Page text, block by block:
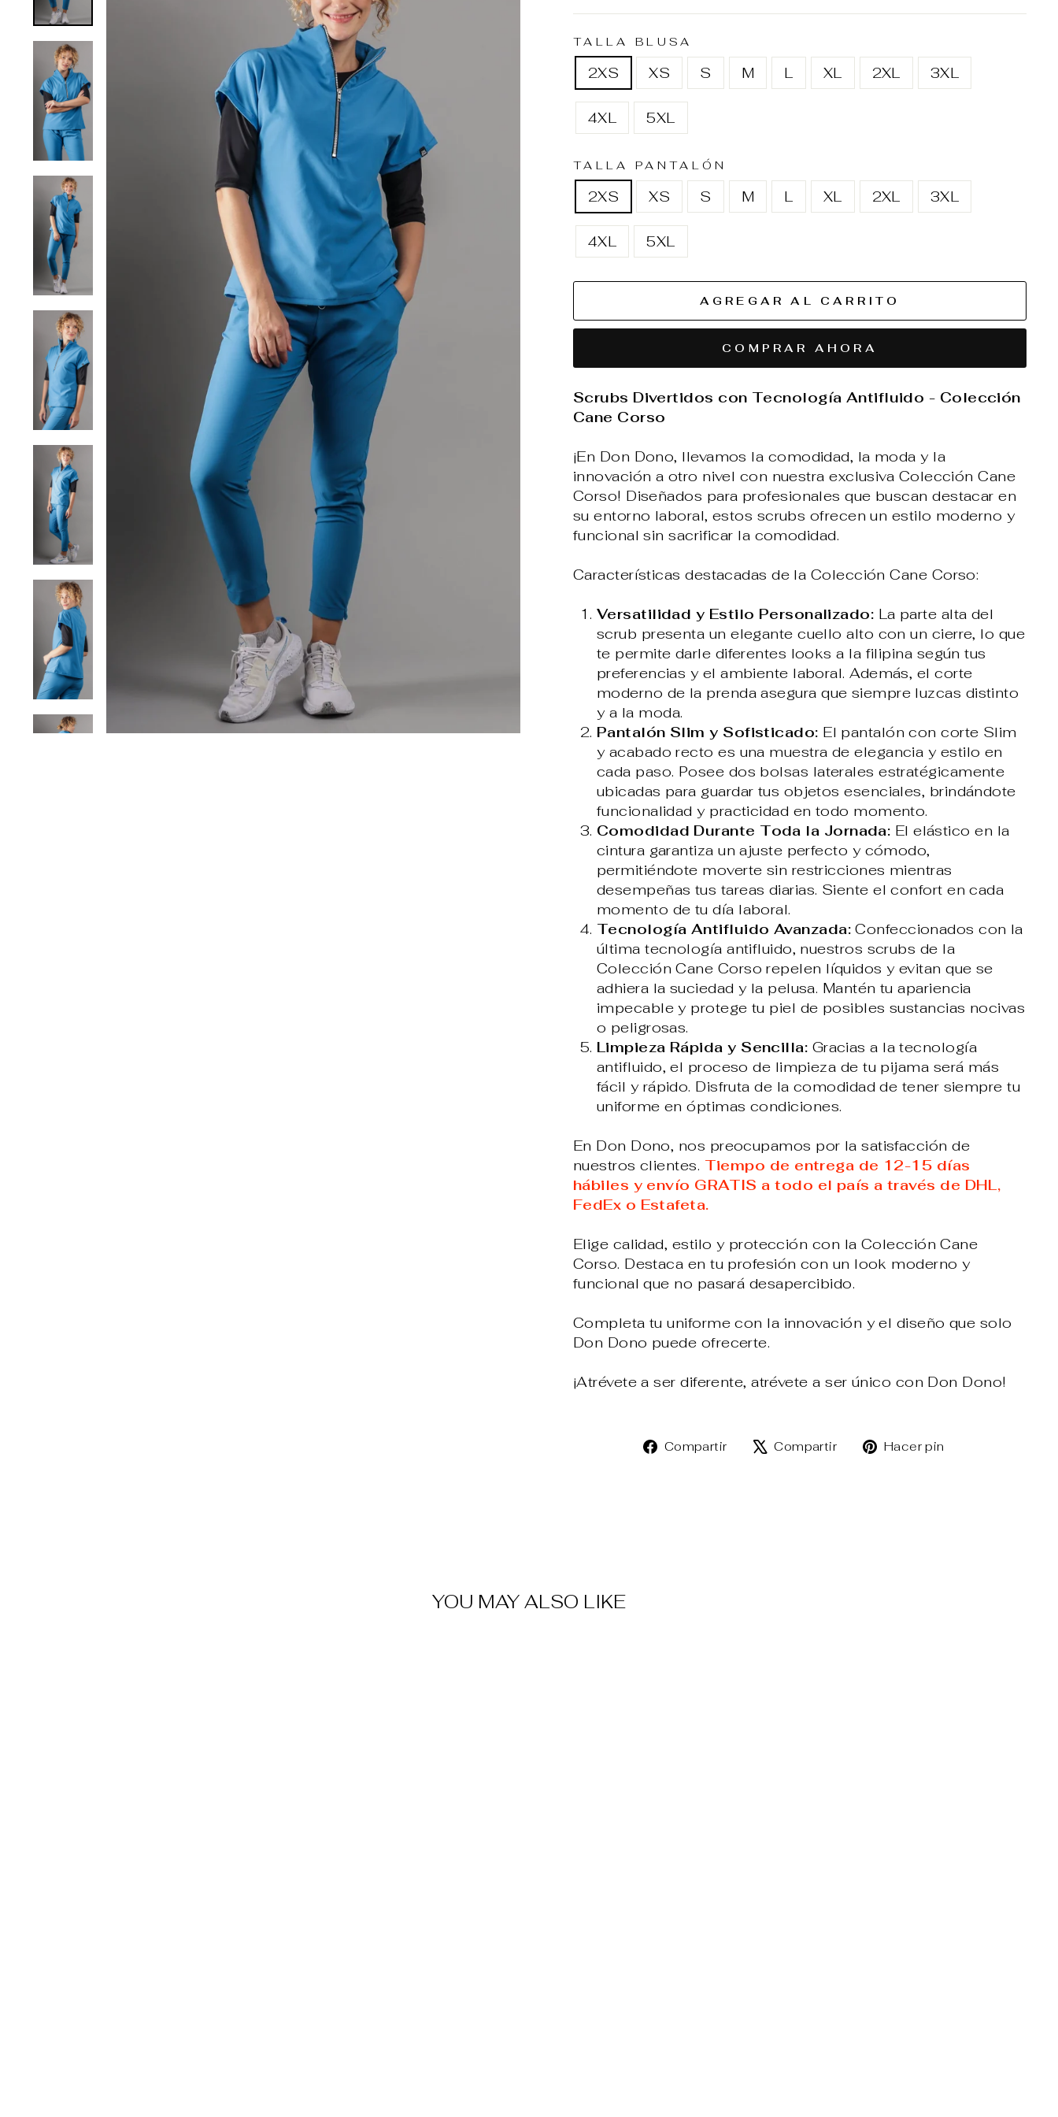
oferta
TALLA BLUSA
2XS XS S M L XL 2XL 3XL
4XL 5XL
TALLA PANTALÓN
2XS XS S M L XL 2XL 3XL
4XL 5XL
AGREGAR AL CARRITO
COMPRAR AHORA
Scrubs Divertidos con Tecnología Antifluido - Colección
Cane Corso
¡En Don Dono, llevamos la comodidad, la moda y la
innovación a otro nivel con nuestra exclusiva Colección Cane
Corso! Diseñados para profesionales que buscan destacar en
su entorno laboral, estos scrubs ofrecen un estilo moderno y
funcional sin sacrificar la comodidad.
Características destacadas de la Colección Cane Corso:
Versatilidad y Estilo Personalizado: La parte alta del
scrub presenta un elegante cuello alto con un cierre, lo que
te permite darle diferentes looks a la filipina según tus
preferencias y el ambiente laboral. Además, el corte
moderno de la prenda asegura que siempre luzcas distinto
y a la moda.
Pantalón Slim y Sofisticado: El pantalón con corte Slim
y acabado recto es una muestra de elegancia y estilo en
cada paso. Posee dos bolsas laterales estratégicamente
ubicadas para guardar tus objetos esenciales, brindándote
funcionalidad y practicidad en todo momento.
Comodidad Durante Toda la Jornada: El elástico en la
cintura garantiza un ajuste perfecto y cómodo,
permitiéndote moverte sin restricciones mientras
desempeñas tus tareas diarias. Siente el confort en cada
momento de tu día laboral.
Tecnología Antifluido Avanzada:Confeccionados con la
última tecnología antifluido, nuestros scrubs de la
Colección Cane Corso repelen líquidos y evitan que se
adhiera la suciedad y la pelusa. Mantén tu apariencia
impecable y protege tu piel de posibles sustancias nocivas
o peligrosas.
Limpieza Rápida y Sencilla: Gracias a la tecnología
antifluido, el proceso de limpieza de tu pijama será más
fácil y rápido. Disfruta de la comodidad de tener siempre tu
uniforme en óptimas condiciones.
En Don Dono, nos preocupamos por la satisfacción de
nuestros clientes. Tiempo de entrega de 12-15 días
hábiles y envío GRATIS a todo el país a través de DHL,
FedEx o Estafeta.
Elige calidad, estilo y protección con la Colección Cane
Corso. Destaca en tu profesión con un look moderno y
funcional que no pasará desapercibido.
Completa tu uniforme con la innovación y el diseño que solo
Don Dono puede ofrecerte.
¡Atrévete a ser diferente, atrévete a ser único con Don Dono!
Compartir
Compartir
Compartir
TuitearHacer pin
YOU MAY ALSO LIKE